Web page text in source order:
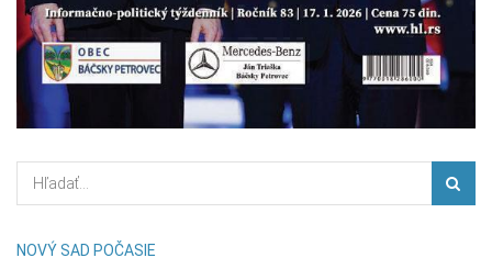
NOVÝ SAD POČASIE